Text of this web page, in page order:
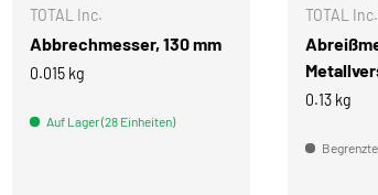
TOTAL Inc.
Abbrechmesser, 130 mm
0.015 kg
Auf Lager (28 Einheiten)
TOTAL Inc.
0.13 kg